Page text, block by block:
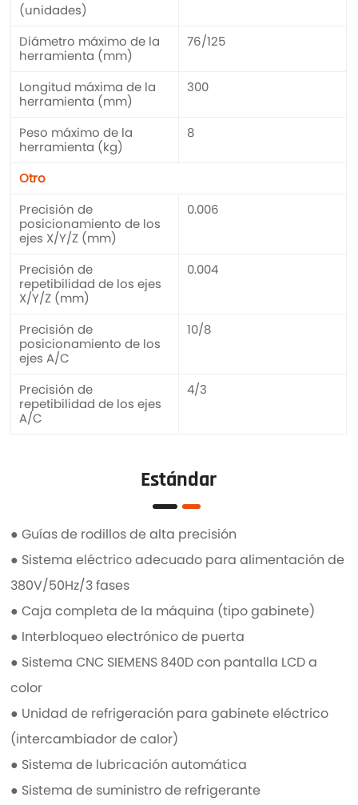
(unidades)
Diámetro máximo de la
herramienta (mm)
76/125
Longitud máxima de la
herramienta (mm)
300
Peso máximo de la
herramienta (kg)
8
Otro
Precisión de
posicionamiento de los
ejes X/Y/Z (mm)
0.006
Precisión de
repetibilidad de los ejes
X/Y/Z (mm)
0.004
Precisión de
posicionamiento de los
ejes A/C
10/8
Precisión de
repetibilidad de los ejes
A/C
4/3
Estándar
● Guías de rodillos de alta precisión
● Sistema eléctrico adecuado para alimentación de
380V/50Hz/3 fases
● Caja completa de la máquina (tipo gabinete)
● Interbloqueo electrónico de puerta
● Sistema CNC SIEMENS 840D con pantalla LCD a
color
● Unidad de refrigeración para gabinete eléctrico
(intercambiador de calor)
● Sistema de lubricación automática
● Sistema de suministro de refrigerante